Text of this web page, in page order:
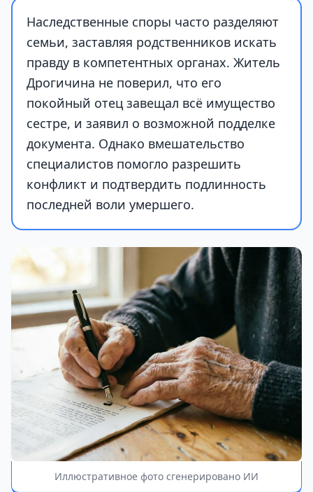
Наследственные споры часто разделяют
семьи, заставляя родственников искать
правду в компетентных органах. Житель
Дрогичина не поверил, что его
покойный отец завещал всё имущество
сестре, и заявил о возможной подделке
документа. Однако вмешательство
специалистов помогло разрешить
конфликт и подтвердить подлинность
последней воли умершего.
Иллюстративное фото сгенерировано ИИ